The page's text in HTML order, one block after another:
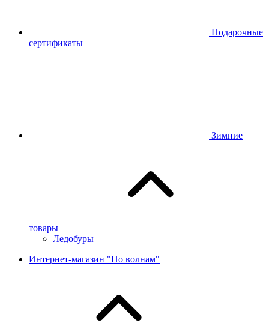
Подарочные
сертификаты
Зимние
товары
Ледобуры
Интернет-магазин "По волнам"